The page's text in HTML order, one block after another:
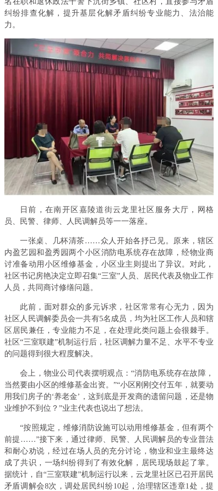
纠纷排查化解，提升基层化解矛盾纠纷专业能力、法治能
力。
日前，在南开区嘉陵道街云龙里社区服务大厅，网格
员、民警、律师、人民调解员等一一落座。
一张桌、几杯清茶……众人开始各抒己见。原来，辖区
内盈艺园和盈秀园两个小区消防电系统存在故障，经物业商
讨准备动用小区维修基金，小区业主则提出了异议。对此，
社区书记房艳决定立即召集“三室”人员、居民代表及物业工作
人员，共同商讨修缮问题。
此前，面对群众的多元诉求，社区常常有心无力，因为
社区人民调解委员会一共有5名成员，均为社区工作人员和辖
区居民兼任，专业能力不足，在处理此类问题上会很棘手。
社区“三室联建”机制运行后，社区调解力量不足、水平不专业
的问题得到很大程度解决。
会上，物业公司代表摆明观点：“消防电系统存在故障，
当然要由小区的维修基金出资。”“小区刚刚交付五年，就要动
用我们房子的‘养老金’，这到底是开发商的遗留问题，还是物
业维护不到位？”业主代表也说出了想法。
“按照规定，维修消防设施可以动用维修基金，但有两个
前提……”接下来，通过律师、民警、人民调解员的专业普法
和耐心劝说，经过在场人员的充分讨论，物业和业主最终达
成了共识，一场纠纷得到了有效化解，居民现场鼓起了掌。
据统计，自“三室联建”机制运行以来，云龙里社区已召开居民
矛盾调解会8次，调处居民纠纷10起，治理辖区违章1处，提